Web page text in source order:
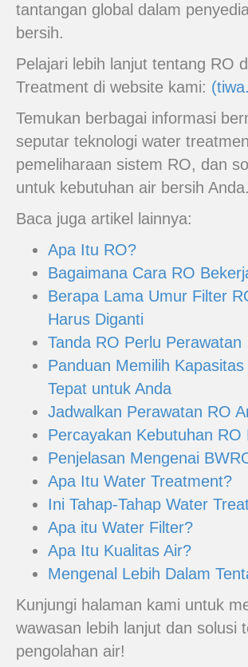
tantangan global dalam
bersih.
Pelajari lebih lanjut tentang RO
Treatment di website kami:
Temukan berbagai informasi
seputar teknologi water
pemeliharaan sistem RO, dan
untuk kebutuhan air bersih Anda.
Baca juga artikel lainnya:
Apa Itu RO?
Bagaimana Cara RO
Berapa Lama Umur Filter
Harus Diganti
Tanda RO Perlu Perawatan
Panduan Memilih
Tepat untuk Anda
Jadwalkan Perawatan RO
Percayakan Kebutuhan RO
Penjelasan Mengenai
Apa Itu Water Treatment?
Ini Tahap-Tahap Water
Apa itu Water Filter?
Apa Itu Kualitas Air?
Mengenal Lebih Dalam
Kunjungi halaman kami untuk
wawasan lebih lanjut dan solusi
pengolahan air!